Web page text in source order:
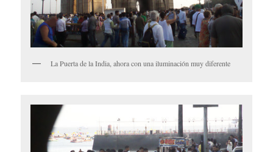
La Puerta de la India, ahora con una iluminación muy diferente